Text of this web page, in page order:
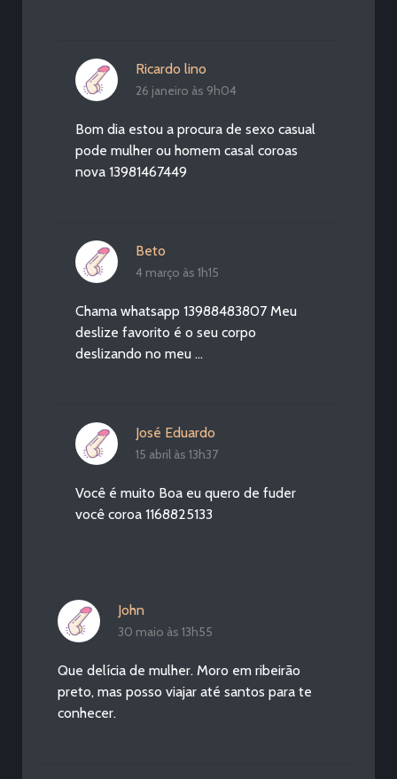
Ricardo lino
26 janeiro às 9h04
Bom dia estou a procura de sexo casual
pode mulher ou homem casal coroas
nova 13981467449
Beto
4 março às 1h15
Chama whatsapp 13988483807 Meu
deslize favorito é o seu corpo
deslizando no meu …
José Eduardo
15 abril às 13h37
Você é muito Boa eu quero de fuder
você coroa 1168825133
John
30 maio às 13h55
Que delícia de mulher. Moro em ribeirão
preto, mas posso viajar até santos para te
conhecer.